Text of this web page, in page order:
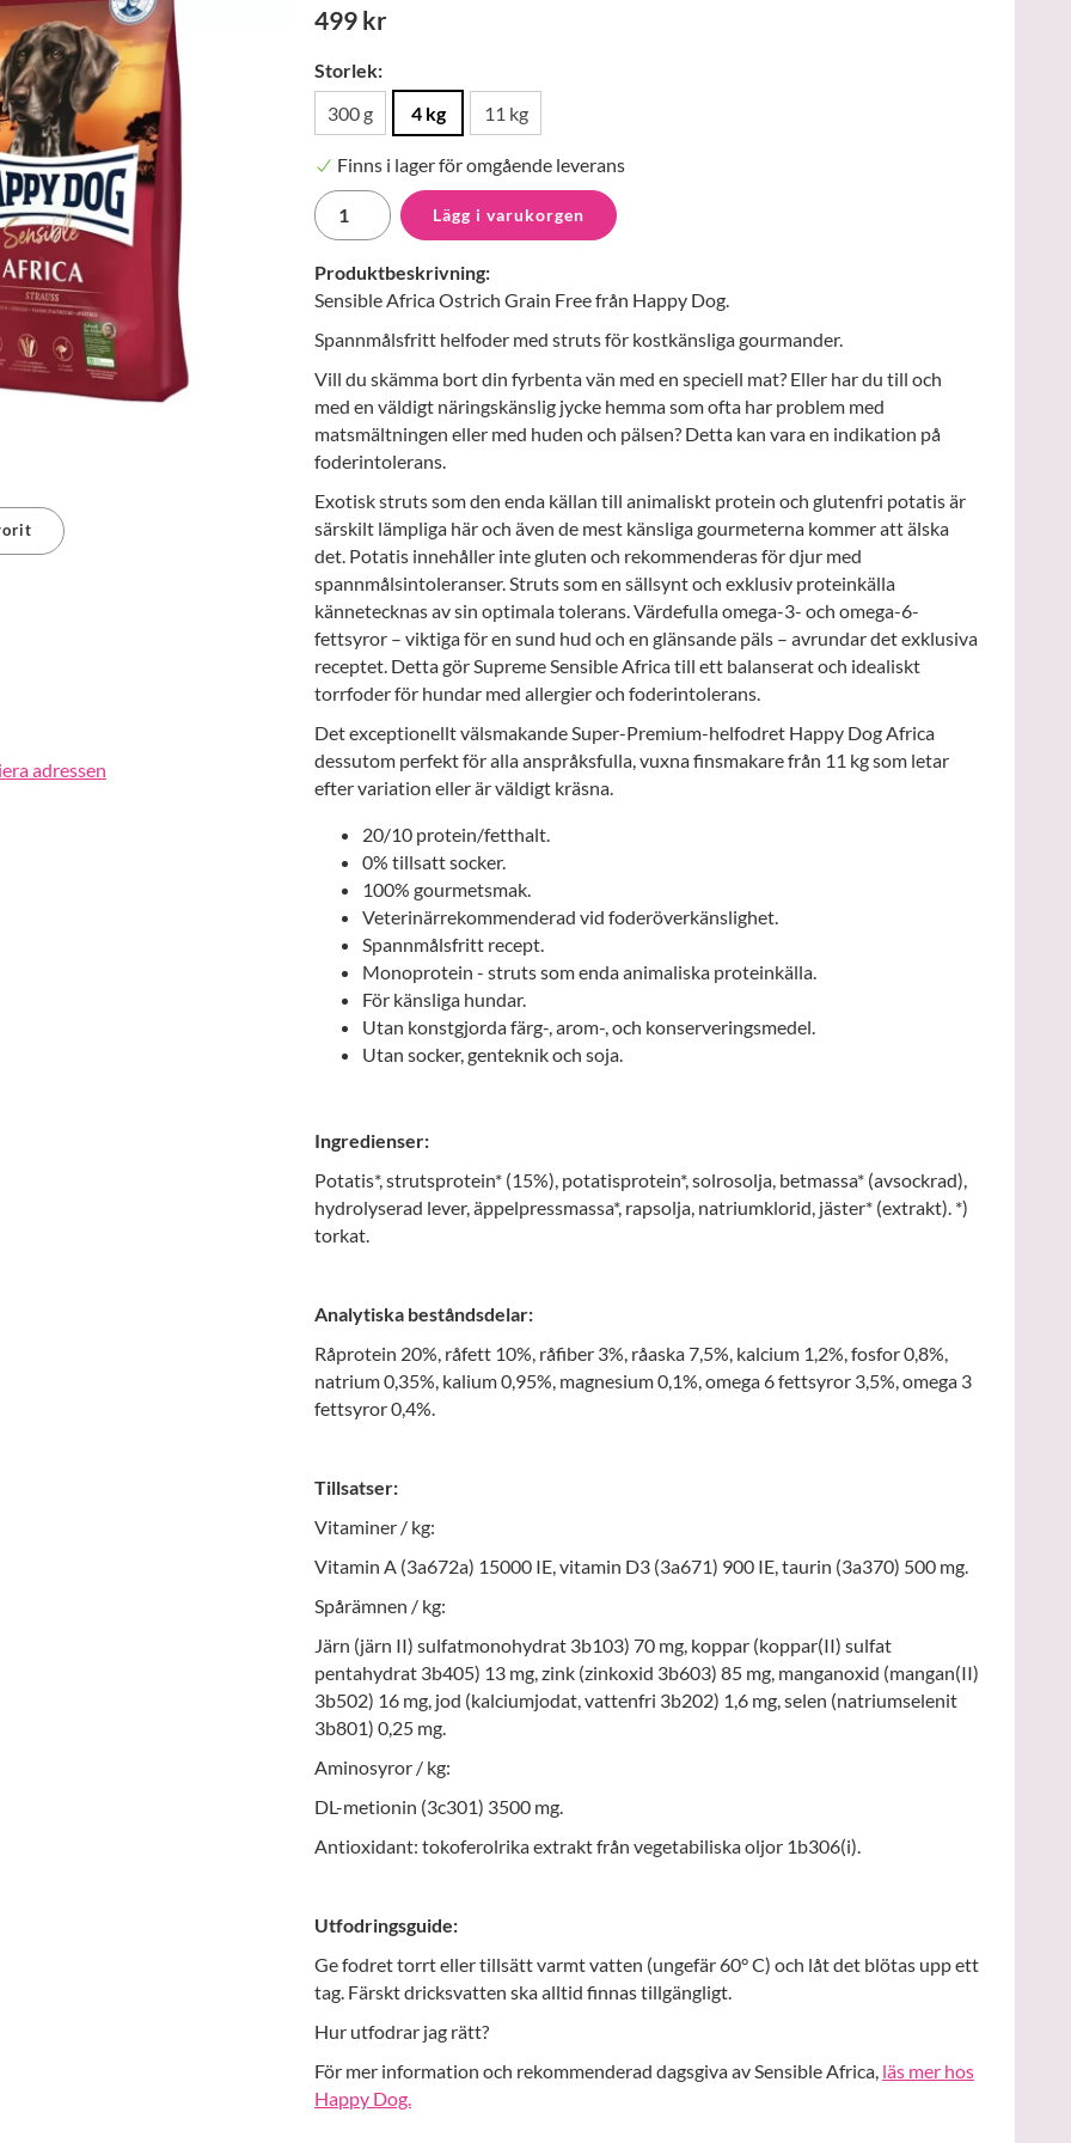
499 kr
Storlek:
300 g
4 kg 11 kg
Finns i lager för omgående leverans
Lägg i varukorgen
Produktbeskrivning:
Sensible Africa Ostrich Grain Free från Happy Dog.
Spannmålsfritt helfoder med struts för kostkänsliga gourmander.
Vill du skämma bort din fyrbenta vän med en speciell mat? Eller har du till och
med en väldigt näringskänslig jycke hemma som ofta har problem med
matsmältningen eller med huden och pälsen? Detta kan vara en indikation på
foderintolerans.
Exotisk struts som den enda källan till animaliskt protein och glutenfri potatis är
särskilt lämpliga här och även de mest känsliga gourmeterna kommer att älska
det. Potatis innehåller inte gluten och rekommenderas för djur med
spannmålsintoleranser. Struts som en sällsynt och exklusiv proteinkälla
kännetecknas av sin optimala tolerans. Värdefulla omega-3- och omega-6-
fettsyror – viktiga för en sund hud och en glänsande päls – avrundar det exklusiva
receptet. Detta gör Supreme Sensible Africa till ett balanserat och idealiskt
torrfoder för hundar med allergier och foderintolerans.
Det exceptionellt välsmakande Super-Premium-helfodret Happy Dog Africa
dessutom perfekt för alla anspråksfulla, vuxna finsmakare från 11 kg som letar
efter variation eller är väldigt kräsna.
20/10 protein/fetthalt.
0% tillsatt socker.
100% gourmetsmak.
Veterinärrekommenderad vid foderöverkänslighet.
Spannmålsfritt recept.
Monoprotein - struts som enda animaliska proteinkälla.
För känsliga hundar.
Utan konstgjorda färg-, arom-, och konserveringsmedel.
Utan socker, genteknik och soja.
Ingredienser:
Potatis*, strutsprotein* (15%), potatisprotein*, solrosolja, betmassa* (avsockrad),
hydrolyserad lever, äppelpressmassa*, rapsolja, natriumklorid, jäster* (extrakt). *)
torkat.
Analytiska beståndsdelar:
Råprotein 20%, råfett 10%, råfiber 3%, råaska 7,5%, kalcium 1,2%, fosfor 0,8%,
natrium 0,35%, kalium 0,95%, magnesium 0,1%, omega 6 fettsyror 3,5%, omega 3
fettsyror 0,4%.
Tillsatser:
Vitaminer / kg:
Vitamin A (3a672a) 15000 IE, vitamin D3 (3a671) 900 IE, taurin (3a370) 500 mg.
Spårämnen / kg:
Järn (järn II) sulfatmonohydrat 3b103) 70 mg, koppar (koppar(II) sulfat
pentahydrat 3b405) 13 mg, zink (zinkoxid 3b603) 85 mg, manganoxid (mangan(II)
3b502) 16 mg, jod (kalciumjodat, vattenfri 3b202) 1,6 mg, selen (natriumselenit
3b801) 0,25 mg.
Aminosyror / kg:
DL-metionin (3c301) 3500 mg.
Antioxidant: tokoferolrika extrakt från vegetabiliska oljor 1b306(i).
Utfodringsguide:
Ge fodret torrt eller tillsätt varmt vatten (ungefär 60° C) och låt det blötas upp ett
tag. Färskt dricksvatten ska alltid finnas tillgängligt.
Hur utfodrar jag rätt?
För mer information och rekommenderad dagsgiva av Sensible Africa, läs mer hos
Happy Dog.
adressen